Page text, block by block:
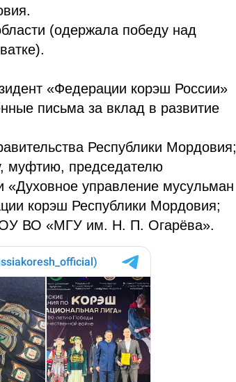
(одержала победу над
«Федерации корэш России»
письма за вклад в развитие
Республики Мордовия;
муфтию, председателю
«Духовное управление мусульман
корэш Республики Мордовия;
ВО «МГУ им. Н. П. Огарёва».